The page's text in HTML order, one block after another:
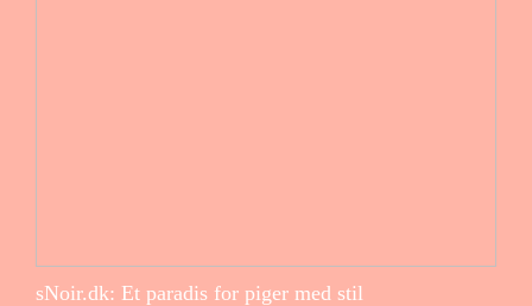
sNoir.dk: Et paradis for piger med stil